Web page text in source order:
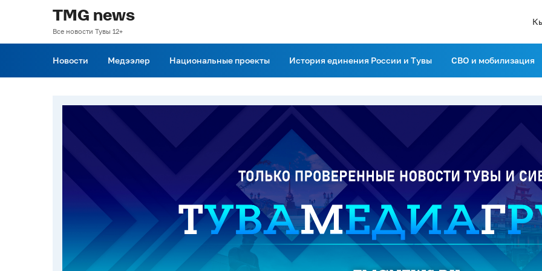
TMG news
Все новости Тувы 12+
Новости Медээлер Национальные проекты История единения России и Тувы СВО и мобилизация